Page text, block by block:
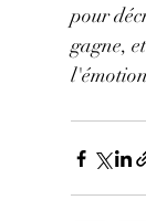
pour
gagne,